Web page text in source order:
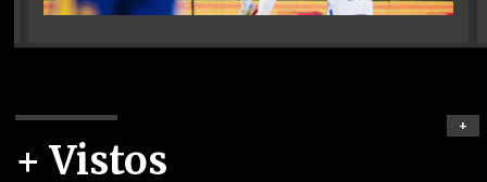
+ Vistos
+